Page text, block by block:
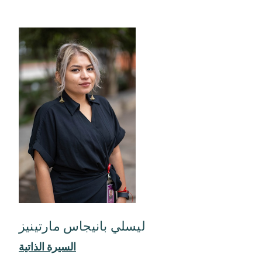
ليسلي بانيجاس مارتينيز
السيرة الذاتية